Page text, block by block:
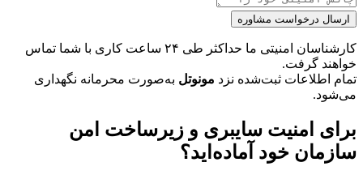
ارسال درخواست مشاوره
کارشناسان امنیتی ما حداکثر طی ۲۴ ساعت کاری با شما تماس
خواهند گرفت.
تمام اطلاعات ثبت‌شده نزد مونوتل به‌صورت محرمانه نگهداری
می‌شود.
برای امنیت سایبری و زیرساخت امن
سازمان خود آماده‌اید؟